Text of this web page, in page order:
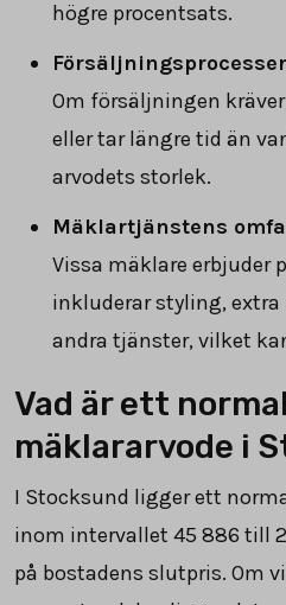
högre procentsats.
Om försäljningen
eller tar längre tid än
arvodets storlek.
Mäklartjänstens
Vissa mäklare erbjuder
inkluderar styling,
andra tjänster, vilket
Vad är ett
mäklararvode i
I Stocksund ligger ett
inom intervallet 45 886 till
på bostadens slutpris. Om